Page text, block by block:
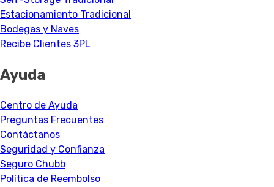
Estacionamiento Tradicional
Bodegas y Naves
Recibe Clientes 3PL
Ayuda
Centro de Ayuda
Preguntas Frecuentes
Contáctanos
Seguridad y Confianza
Seguro Chubb
Política de Reembolso